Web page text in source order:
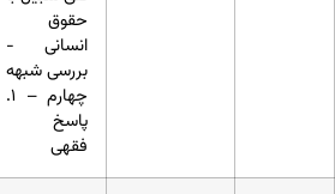
حقوق
انسانی -
بررسی شبهه
چهارم – ۱.
پاسخ
فقهی